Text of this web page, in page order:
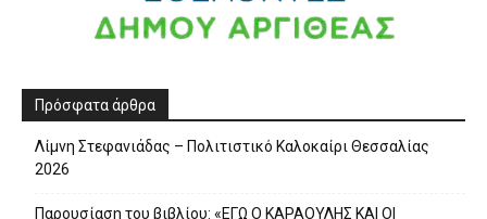
Πρόσφατα άρθρα
Λίμνη Στεφανιάδας – Πολιτιστικό Καλοκαίρι Θεσσαλίας
2026
Παρουσίαση του βιβλίου: «ΕΓΩ Ο ΚΑΡΑΟΥΛΗΣ ΚΑΙ ΟΙ